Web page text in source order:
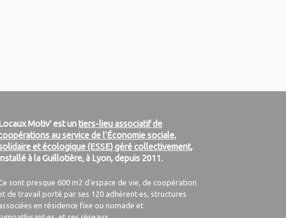
Locaux Motiv' est untiers-lieu associatif de
au service de l’Économie sociale,
et écologique (ESSE) géré collectivement,
à la Guillotière, à Lyon, depuis 2011.
sont presque 600 m2 d'espace de vie, de coopération
de travail porté par ses 120 adhérent·es, structures
en résidence fixe ou nomade et